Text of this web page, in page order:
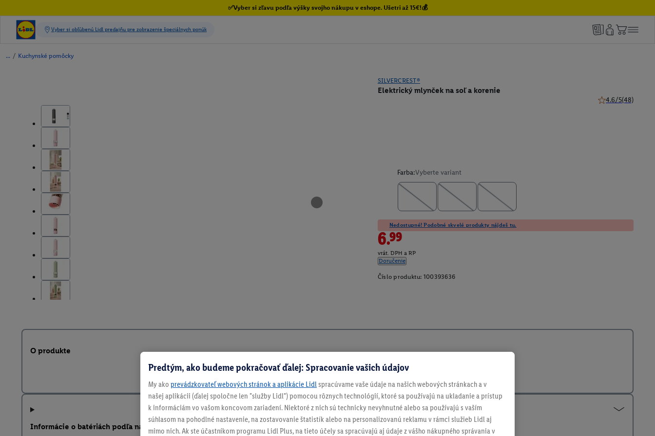
✅Vyber si zľavu podľa výšky svojho nákupu v eshope. Ušetri až 15€!💰
/ Kuchynské pomôcky
SILVERCREST®
Elektrický mlynček na soľ a korenie
4.6/5(48)
Farba:Vyberte variant
Nedostupné! Podobné skvelé produkty nájdeš tu.
6.99
vrát. DPH a RP
Doručenie
Číslo produktu: 100393636
O produkte
Informácie o batériách podľa nariadenia EÚ o batériách
Predtým, ako budeme pokračovať ďalej: Spracovanie vašich údajov
My ako prevádzkovateľ webových stránok a aplikácie Lidl spracúvame vaše údaje na našich webových stránkach a v
našej aplikácii (ďalej spoločne len "služby Lidl") pomocou rôznych technológií, ktoré sa používajú na ukladanie a prístup
k informáciám vo vašom koncovom zariadení. Niektoré z nich sú technicky nevyhnutné alebo sa používajú s vaším
súhlasom na pohodlné nastavenie, na zostavovanie štatistík alebo na personalizovanú reklamu v rámci služieb Lidl aj
mimo nich. Ak ste účastníkom programu Lidl Plus, na tieto účely sa spracúvajú aj údaje z vášho nákupného správania v